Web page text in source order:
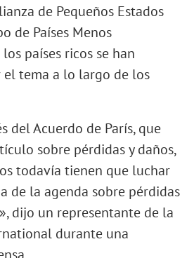
de Pequeños Estados
de Países Menos
países ricos se han
tema a lo largo de los
del Acuerdo de París, que
sobre pérdidas y daños,
todavía tienen que luchar
de la agenda sobre pérdidas
dijo un representante de la
durante una